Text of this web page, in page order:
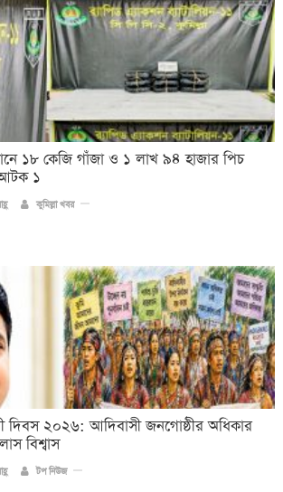
১৮ কেজি গাঁজা ও ১ লাখ ৯৪ হাজার পিচ
আটক ১
কুমিল্লা খবর
দিবস ২০২৬: আদিবাসী জনগোষ্ঠীর অধিকার
বিশ্বাস
টপ নিউজ